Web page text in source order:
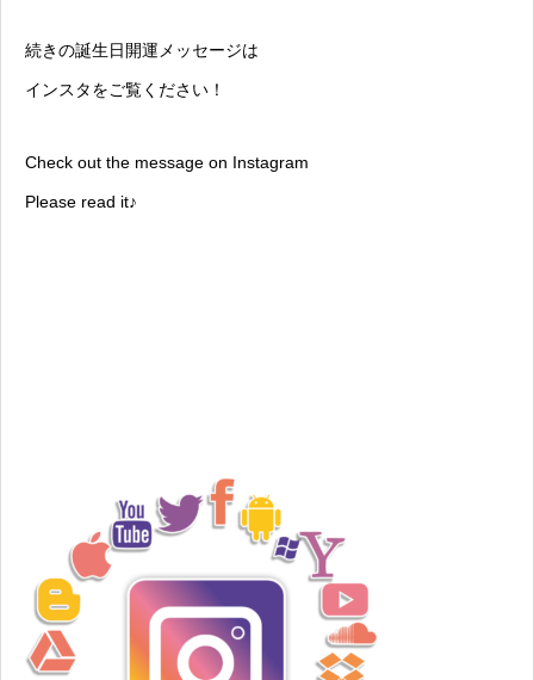
続きの誕生日開運メッセージは
インスタをご覧ください！
Check out the message on Instagram
Please read it♪